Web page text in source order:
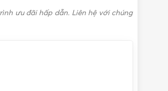
ưu đãi hấp dẫn. Liên hệ với chúng